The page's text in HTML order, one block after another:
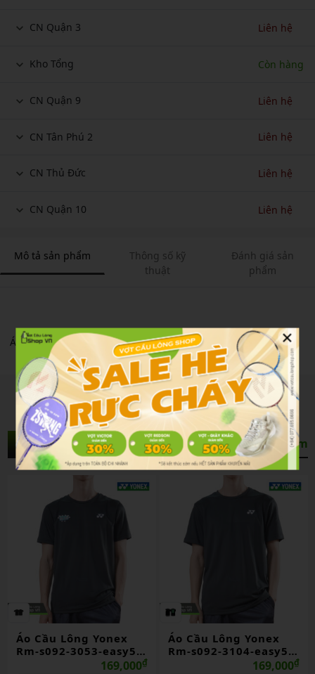
CN Quận 3 Liên hệ
Kho Tổng Còn hàng
CN Quận 9 Liên hệ
CN Tân Phú 2 Liên hệ
CN Thủ Đức Liên hệ
CN Quận 10 Liên hệ
Mô tả sản phẩm
Thông số kỹ
thuật
Đánh giá sản
phẩm
Áo Cầu Lông Yonex Rm-s092-3046-easy5 Jet Black
Sản Phẩm Liên Quan Xem thêm
Áo Cầu Lông Yonex
Rm-s092-3053-easy5
169,000₫
Áo Cầu Lông Yonex
Rm-s092-3104-easy5
169,000₫
×